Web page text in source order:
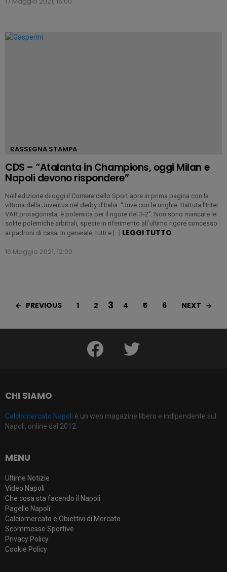
RASSEGNA STAMPA
CDS – “Atalanta in Champions, oggi Milan e
Napoli devono rispondere”
Nell’edizione di oggi il Corriere dello Sport apre in prima pagina con la
vittoria della Juventus nel derby d’Italia: “Juve con le unghie. Battuta l’Inter:
VAR protagonista, è polemica per il rigore del 3-2”. Non sono mancate le
solite polemiche arbitrali, specie in riferimento all’ultimo rigore concesso
ai padroni di casa. In generale, tutti e […] LEGGI TUTTO
16 Maggio 2021, 12:00
PREVIOUS 1 2 3 4 5 6 NEXT
facebook twitter
CHI SIAMO
Calciomercato Napoli è un web magazine libero e indipendente sul
Napoli, online dal 2012.
MENU
Ultime Notizie
Video Napoli
Che cosa sta facendo il Napoli
Pagelle Napoli
Calciomercato e Obiettivi di Mercato
Scommesse Sportive
Privacy Policy
Cookie Policy